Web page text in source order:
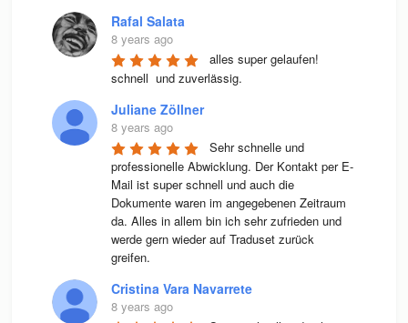
Rafal Salata
8 years ago
alles super gelaufen!
schnell  und zuverlässig.
Juliane Zöllner
8 years ago
Sehr schnelle und
professionelle Abwicklung. Der Kontakt per E-
Mail ist super schnell und auch die
Dokumente waren im angegebenen Zeitraum
da. Alles in allem bin ich sehr zufrieden und
werde gern wieder auf Traduset zurück
greifen.
Cristina Vara Navarrete
8 years ago